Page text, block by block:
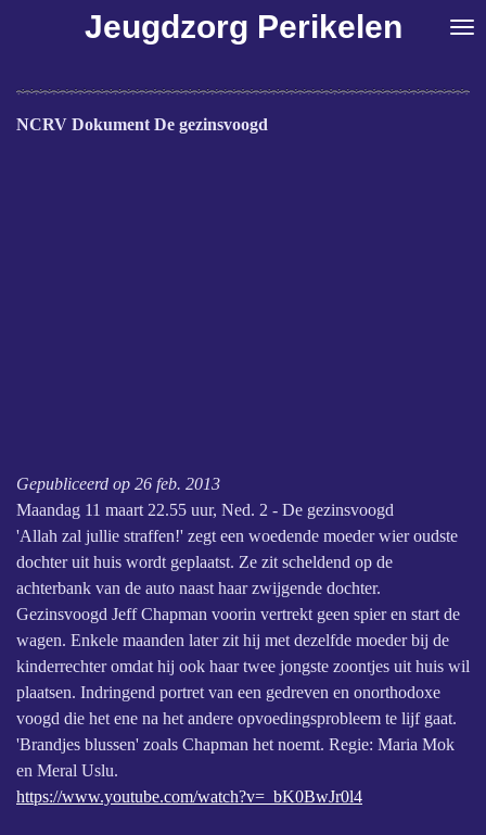
de
hoofdinhoud
Jeugdzorg Perikelen
NCRV Dokument De gezinsvoogd
Gepubliceerd op 26 feb. 2013
Maandag 11 maart 22.55 uur, Ned. 2 - De gezinsvoogd
'Allah zal jullie straffen!' zegt een woedende moeder wier oudste
dochter uit huis wordt geplaatst. Ze zit scheldend op de
achterbank van de auto naast haar zwijgende dochter.
Gezinsvoogd Jeff Chapman voorin vertrekt geen spier en start de
wagen. Enkele maanden later zit hij met dezelfde moeder bij de
kinderrechter omdat hij ook haar twee jongste zoontjes uit huis wil
plaatsen. Indringend portret van een gedreven en onorthodoxe
voogd die het ene na het andere opvoedingsprobleem te lijf gaat.
'Brandjes blussen' zoals Chapman het noemt. Regie: Maria Mok
en Meral Uslu.
https://www.youtube.com/watch?v=_bK0BwJr0l4